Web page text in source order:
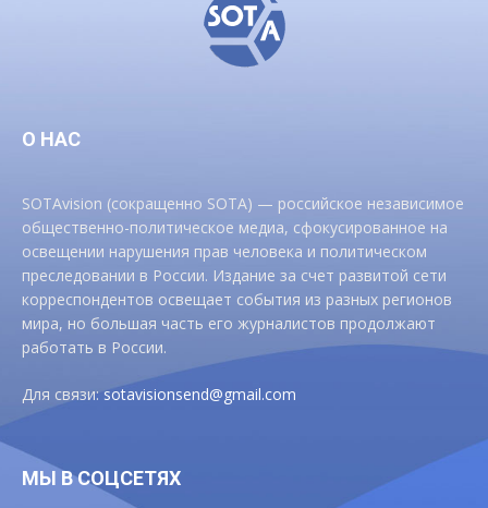
О НАС
SOTAvision (сокращенно SOTA) — российское независимое
общественно-политическое медиа, сфокусированное на
освещении нарушения прав человека и политическом
преследовании в России. Издание за счет развитой сети
корреспондентов освещает события из разных регионов
мира, но большая часть его журналистов продолжают
работать в России.
Для связи:sotavisionsend@gmail.com
МЫ В СОЦСЕТЯХ